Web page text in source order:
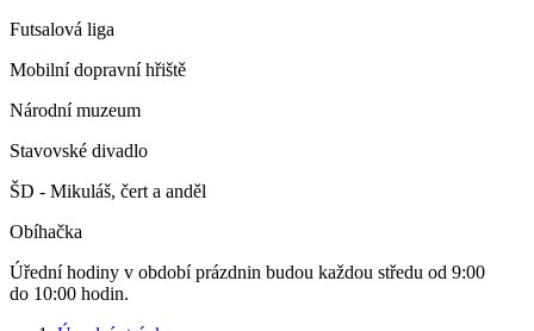
Futsalová liga
Mobilní dopravní hřiště
Národní muzeum
Stavovské divadlo
ŠD - Mikuláš, čert a anděl
Obíhačka
Úřední hodiny v období prázdnin budou každou středu od 9:00
do 10:00 hodin.